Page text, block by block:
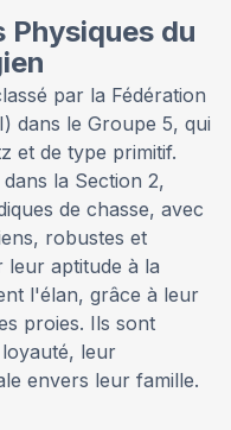
du
par la Fédération
dans le Groupe 5, qui
et de type primitif.
la Section 2,
de chasse, avec
robustes et
aptitude à la
l'élan, grâce à leur
proies. Ils sont
leur
envers leur famille.